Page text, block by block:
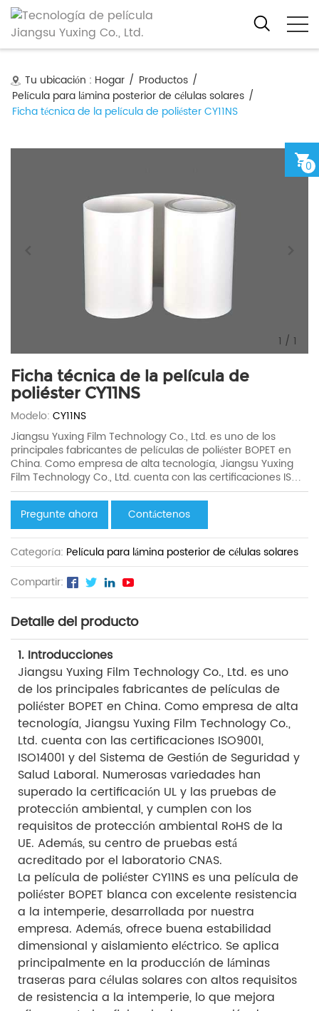
Tu ubicación : Hogar / Productos /
Película para lámina posterior de células solares /
Ficha técnica de la película de poliéster CY11NS
Ficha técnica de la película de
poliéster CY11NS
Modelo: CY11NS
Jiangsu Yuxing Film Technology Co., Ltd. es uno de los
principales fabricantes de películas de poliéster BOPET en
China. Como empresa de alta tecnología, Jiangsu Yuxing
Film Technology Co., Ltd. cuenta con las certificaciones ISO
9001, ISO 14001 y del Sistema de Gestión de Seguridad y
Salud Laboral.
Pregunte ahora Contáctenos
Categoría: Película para lámina posterior de células solares
0
Compartir:
1 / 1
Detalle del producto
1. Introducciones
Jiangsu Yuxing Film Technology Co., Ltd. es uno
de los principales fabricantes de películas de
poliéster BOPET en China. Como empresa de alta
tecnología, Jiangsu Yuxing Film Technology Co.,
Ltd. cuenta con las certificaciones ISO9001,
ISO14001 y del Sistema de Gestión de Seguridad y
Salud Laboral. Numerosas variedades han
superado la certificación UL y las pruebas de
protección ambiental, y cumplen con los
requisitos de protección ambiental RoHS de la
UE. Además, su centro de pruebas está
acreditado por el laboratorio CNAS.
La película de poliéster CY11NS es una película de
poliéster BOPET blanca con excelente resistencia
a la intemperie, desarrollada por nuestra
empresa. Además, ofrece buena estabilidad
dimensional y aislamiento eléctrico. Se aplica
principalmente en la producción de láminas
traseras para células solares con altos requisitos
de resistencia a la intemperie, lo que mejora